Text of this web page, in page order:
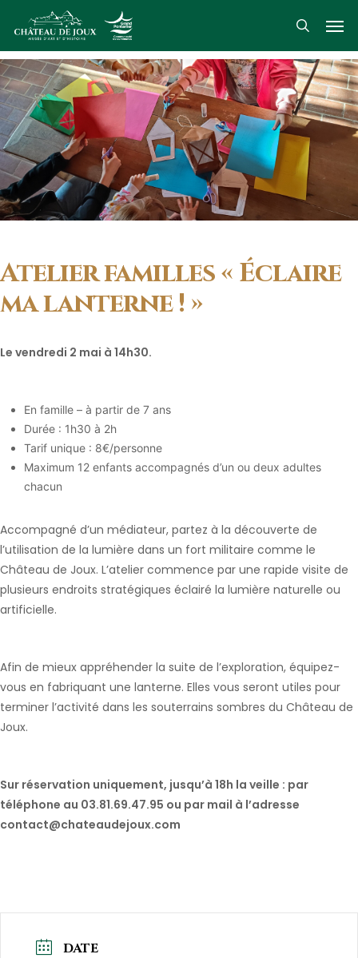
main
content
search
Atelier familles « Éclaire
ma lanterne ! »
Le vendredi 2 mai à 14h30.
En famille – à partir de 7 ans
Durée : 1h30 à 2h
Tarif unique : 8€/personne
Maximum 12 enfants accompagnés d’un ou deux adultes
chacun
Accompagné d’un médiateur, partez à la découverte de
l’utilisation de la lumière dans un fort militaire comme le
Château de Joux. L’atelier commence par une rapide visite de
plusieurs endroits stratégiques éclairé la lumière naturelle ou
artificielle.
Afin de mieux appréhender la suite de l’exploration, équipez-
vous en fabriquant une lanterne. Elles vous seront utiles pour
terminer l’activité dans les souterrains sombres du Château de
Joux.
Sur réservation uniquement, jusqu’à 18h la veille : par
téléphone au 03.81.69.47.95 ou par mail à l’adresse
contact@chateaudejoux.com
DATE